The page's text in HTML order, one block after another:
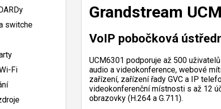
switche
Fi
Grandstream
VoIP pobočková
UCM6301 podporuje až 500
audio a videokonference, webové
zařízení, zařízení řady GVC a IP
videokonferenční místnosti s až 12
obrazovky (H.264 a G.711).